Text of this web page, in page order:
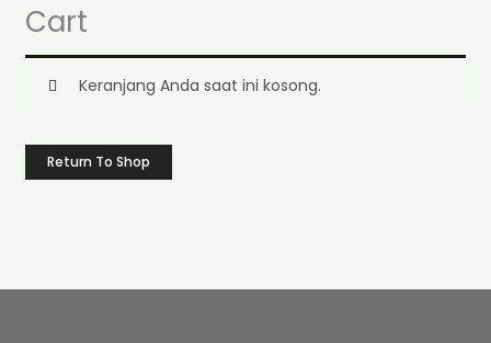
Cart
Keranjang Anda saat ini kosong.
Return To Shop